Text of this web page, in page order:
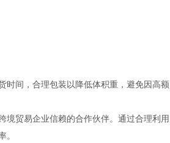
时间，合理包装以降低体积重，避免因高额
境贸易企业信赖的合作伙伴。通过合理利用
。